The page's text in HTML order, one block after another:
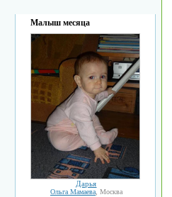
Малыш месяца
Дарья
Ольга Мамаева, Москва